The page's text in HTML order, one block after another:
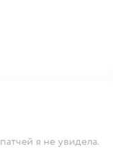
я не увидела.